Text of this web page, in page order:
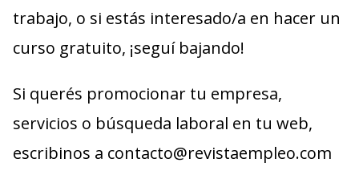
trabajo, o si estás interesado/a en hacer un
curso gratuito, ¡seguí bajando!
Si querés promocionar tu empresa,
servicios o búsqueda laboral en tu web,
escribinos a contacto@revistaempleo.com